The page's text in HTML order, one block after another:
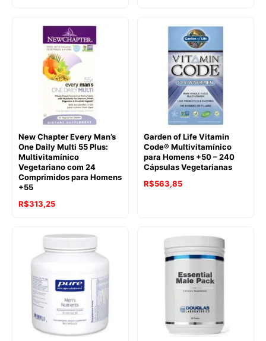
New Chapter Every Man’s
One Daily Multi 55 Plus:
Multivitamínico
Vegetariano com 24
Comprimidos para Homens
+55
R$313,25
Garden of Life Vitamin
Code® Multivitamínico
para Homens +50 – 240
Cápsulas Vegetarianas
R$563,85